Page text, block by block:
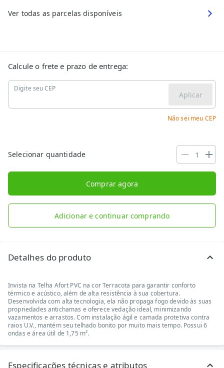
Ver todas as parcelas disponíveis
Calcule o frete e prazo de entrega:
Digite seu CEP
Aplicar
Não sei meu CEP
Selecionar quantidade
Comprar agora
Adicionar e continuar comprando
Detalhes do produto
Invista na Telha Afort PVC na cor Terracota para garantir conforto
térmico e acústico, além de alta resistência à sua cobertura.
Desenvolvida com alta tecnologia, ela não propaga fogo devido às suas
propriedades antichamas e oferece vedação ideal, minimizando
vazamentos e arrastos. Com instalação ágil e camada protetiva contra
raios U.V., mantém seu telhado bonito por muito mais tempo. Possui 6
ondas e área útil de 1,75 m².
Especificações técnicas e atributos